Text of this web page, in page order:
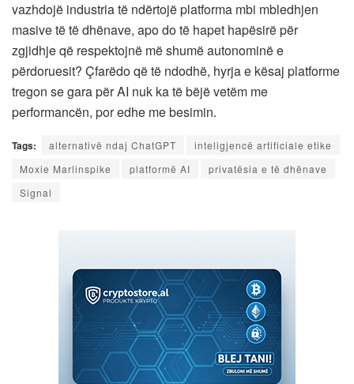
vazhdojë industria të ndërtojë platforma mbi mbledhjen
masive të të dhënave, apo do të hapet hapësirë për
zgjidhje që respektojnë më shumë autonominë e
përdoruesit? Çfarëdo që të ndodhë, hyrja e kësaj platforme
tregon se gara për AI nuk ka të bëjë vetëm me
performancën, por edhe me besimin.
Tags: alternativë ndaj ChatGPT
inteligjencë artificiale etike
Moxie Marlinspike
platformë AI
privatësia e të dhënave
Signal